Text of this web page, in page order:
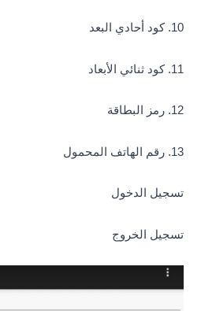
10. كود أحادي البعد
11. كود ثنائي الأبعاد
12. رمز البطاقة
13. رقم الهاتف المحمول
تسجيل الدخول
تسجيل الخروج